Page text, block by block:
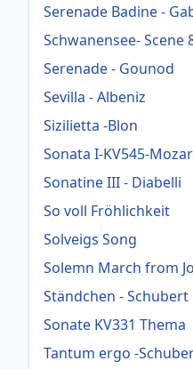
Serenade Badine -
Schwanensee- Scene
Serenade - Gounod
Sevilla - Albeniz
Sizilietta -Blon
Sonata I-KV545-
Sonatine III - Diabelli
So voll Fröhlichkeit
Solveigs Song
Solemn March from
Ständchen - Schubert
Sonate KV331 Thema
Tantum ergo -